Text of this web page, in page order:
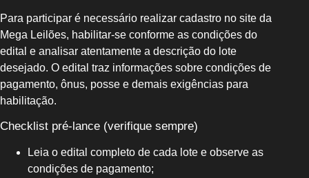
Para participar é necessário realizar cadastro no site da
Mega Leilões, habilitar-se conforme as condições do
edital e analisar atentamente a descrição do lote
desejado. O edital traz informações sobre condições de
pagamento, ônus, posse e demais exigências para
habilitação.
Checklist pré-lance (verifique sempre)
Leia o edital completo de cada lote e observe as
condições de pagamento;